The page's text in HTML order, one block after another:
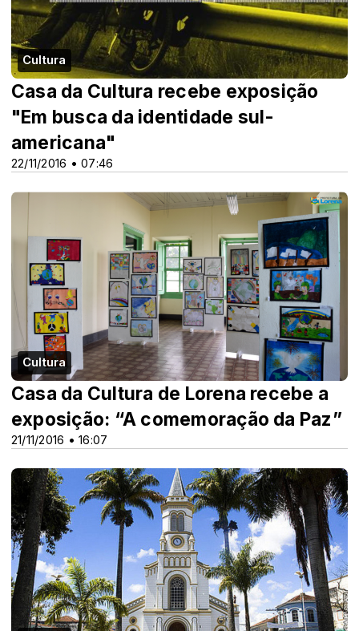
Cultura
22/11/2016 • 07:46
Casa da Cultura recebe exposição
"Em busca da identidade sul-
americana"
Cultura
21/11/2016 • 16:07
Casa da Cultura de Lorena recebe a
exposição: “A comemoração da Paz”